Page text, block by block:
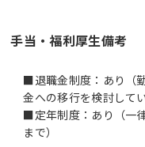
手当・福利厚生備考
■退職金制度：あり（
金への移行を検討してい
■定年制度：あり（一
まで）